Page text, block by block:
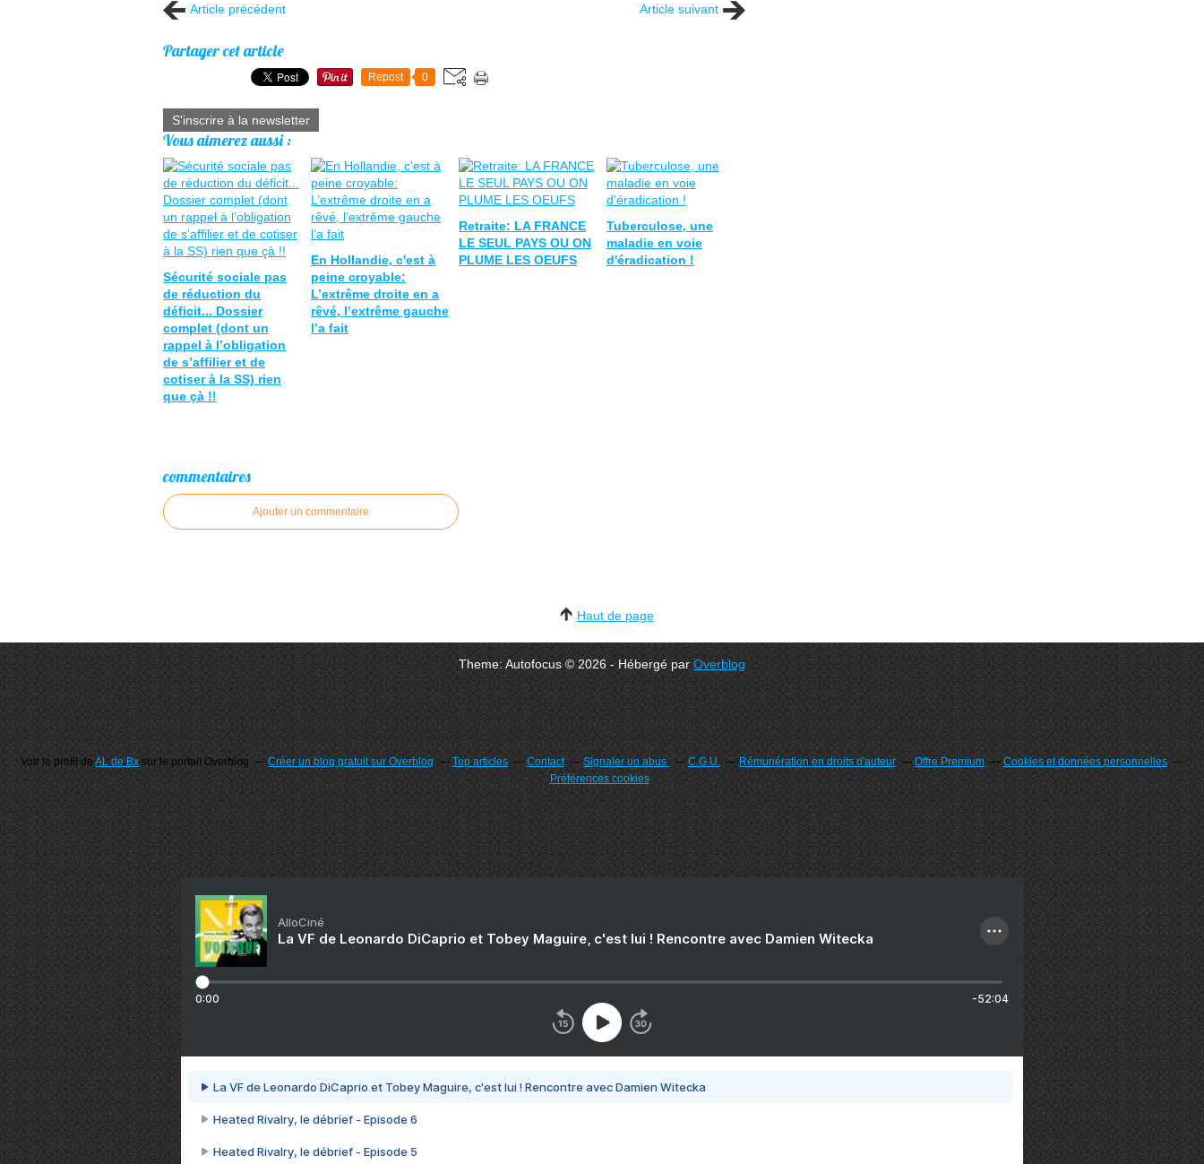
Article précédent Article suivant
Partager cet article
Repost 0
S'inscrire à la newsletter
Vous aimerez aussi :
Sécurité sociale pas
de réduction du
déficit... Dossier
complet (dont un
rappel à l’obligation
de s’affilier et de
cotiser à la SS) rien
que çà !!
En Hollandie, c'est à
peine croyable:
L’extrême droite en a
rêvé, l’extrême gauche
l’a fait
Retraite: LA FRANCE
LE SEUL PAYS OU ON
PLUME LES OEUFS
Tuberculose, une
maladie en voie
d'éradication !
commentaires
Ajouter un commentaire
Haut de page
Theme: Autofocus © 2026 - Hébergé parOverblog
Voir le profil deAL de Bxsur le portail Overblog Créer un blog gratuit sur Overblog Top articles Contact Signaler un abus C.G.U. Rémunération en droits d'auteur Offre Premium
Cookies et données personnelles
Préférences cookies
AlloCiné
La VF de Leonardo DiCaprio et Tobey Maguire, c'est lui ! Rencontre avec Damien Witecka
0:00 -52:04
La VF de Leonardo DiCaprio et Tobey Maguire, c'est lui ! Rencontre avec Damien Witecka
Heated Rivalry, le débrief - Episode 6
Heated Rivalry, le débrief - Episode 5